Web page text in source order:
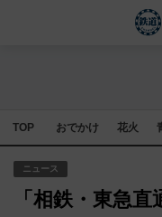
TOP おでかけ 花火
ニュース
「相鉄・東急